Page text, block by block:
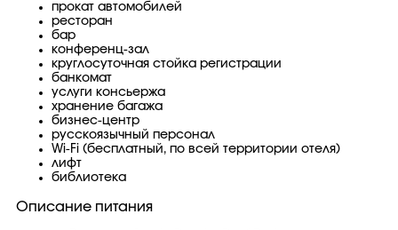
прокат автомобилей
ресторан
бар
конференц-зал
круглосуточная стойка регистрации
банкомат
услуги консьержа
хранение багажа
бизнес-центр
русскоязычный персонал
Wi-Fi (бесплатный, по всей территории отеля)
лифт
библиотека
Описание питания